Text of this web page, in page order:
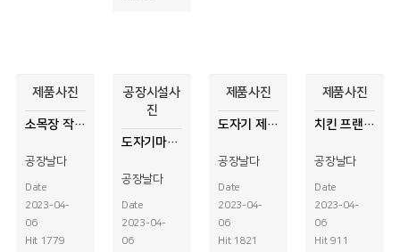
제품사진
소목장 작업사진
공장날다
Date
2023-04-
06
Hit 1779
공장시설사
진
도자기마켓 시설사진
공장날다
Date
2023-04-
06
제품사진
도자기 제품사진촬영
공장날다
Date
2023-04-
06
Hit 1821
제품사진
치킨 프랜차이즈 제품사진촬영
공장날다
Date
2023-04-
06
Hit 911